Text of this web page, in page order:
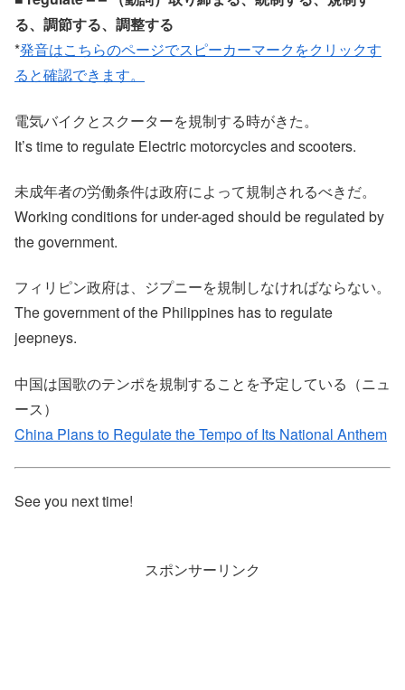
る、調節する、調整する
*発音はこちらのページでスピーカーマークをクリックす
ると確認できます。
電気バイクとスクーターを規制する時がきた。
It’s time to regulate Electric motorcycles and scooters.
未成年者の労働条件は政府によって規制されるべきだ。
Working conditions for under-aged should be regulated by
the government.
フィリピン政府は、ジプニーを規制しなければならない。
The government of the Philippines has to regulate
jeepneys.
中国は国歌のテンポを規制することを予定している（ニュ
ース）
China Plans to Regulate the Tempo of Its National Anthem
See you next time!
スポンサーリンク